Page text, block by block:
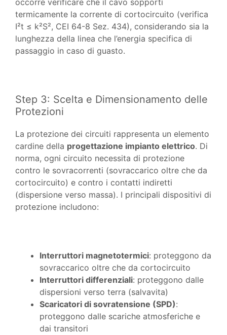
occorre verificare che il cavo sopporti
termicamente la corrente di cortocircuito (verifica
I²t ≤ k²S², CEI 64-8 Sez. 434), considerando sia la
lunghezza della linea che l’energia specifica di
passaggio in caso di guasto.
Step 3: Scelta e Dimensionamento delle
Protezioni
La protezione dei circuiti rappresenta un elemento
cardine della progettazione impianto elettrico. Di
norma, ogni circuito necessita di protezione
contro le sovracorrenti (sovraccarico oltre che da
cortocircuito) e contro i contatti indiretti
(dispersione verso massa). I principali dispositivi di
protezione includono:
Interruttori magnetotermici: proteggono da
sovraccarico oltre che da cortocircuito
Interruttori differenziali: proteggono dalle
dispersioni verso terra (salvavita)
Scaricatori di sovratensione (SPD):
proteggono dalle scariche atmosferiche e
dai transitori